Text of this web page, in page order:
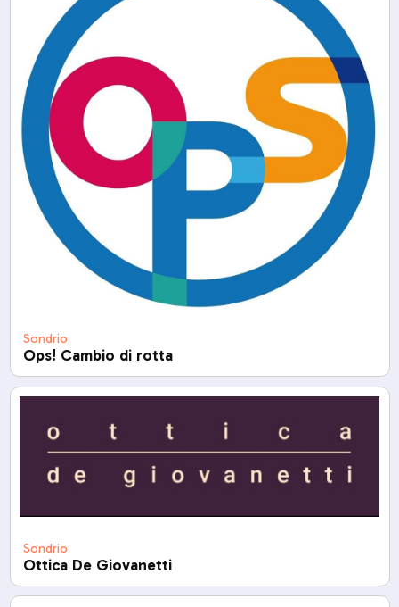
Sondrio
Ops! Cambio di rotta
Sondrio
Ottica De Giovanetti